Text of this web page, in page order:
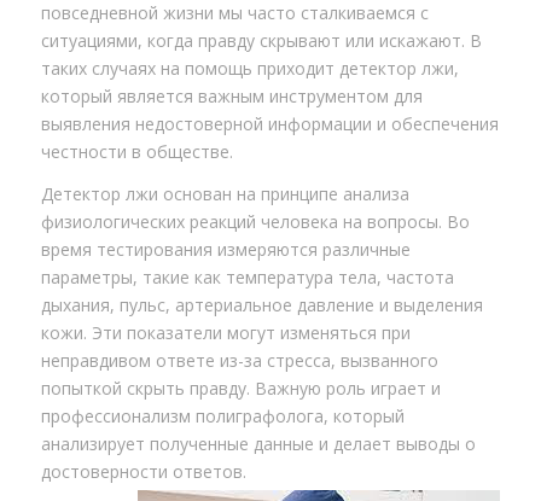
повседневной жизни мы часто сталкиваемся с
ситуациями, когда правду скрывают или искажают. В
таких случаях на помощь приходит детектор лжи,
который является важным инструментом для
выявления недостоверной информации и обеспечения
честности в обществе.
Детектор лжи основан на принципе анализа
физиологических реакций человека на вопросы. Во
время тестирования измеряются различные
параметры, такие как температура тела, частота
дыхания, пульс, артериальное давление и выделения
кожи. Эти показатели могут изменяться при
неправдивом ответе из-за стресса, вызванного
попыткой скрыть правду. Важную роль играет и
профессионализм полиграфолога, который
анализирует полученные данные и делает выводы о
достоверности ответов.